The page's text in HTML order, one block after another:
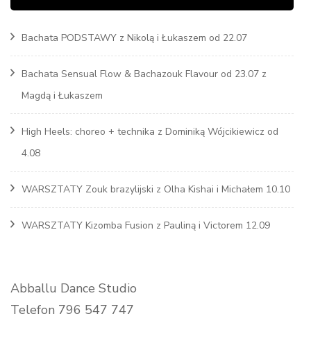
Bachata PODSTAWY z Nikolą i Łukaszem od 22.07
Bachata Sensual Flow & Bachazouk Flavour od 23.07 z
Magdą i Łukaszem
High Heels: choreo + technika z Dominiką Wójcikiewicz od
4.08
WARSZTATY Zouk brazylijski z Olha Kishai i Michałem 10.10
WARSZTATY Kizomba Fusion z Pauliną i Victorem 12.09
Abballu Dance Studio
Telefon 796 547 747